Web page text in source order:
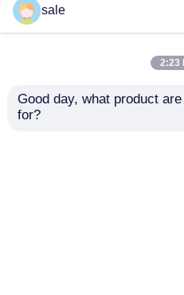
Schleifmaschine für
das Polieren von
sale
2:23
Good day, what product
for?